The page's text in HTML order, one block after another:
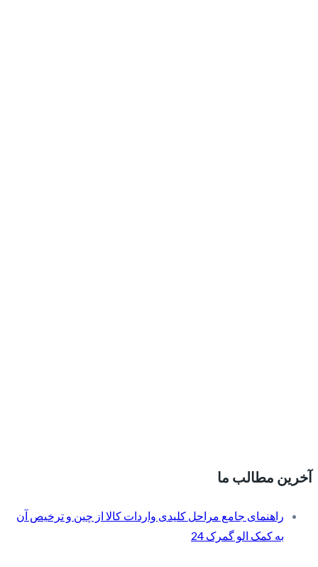
آخرین مطالب ما
راهنمای جامع مراحل کلیدی واردات کالا از چین و ترخیص آن
به کمک الو گمرک 24